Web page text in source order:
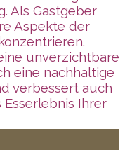
Als Gastgeber
Aspekte der
unverzichtbare
eine nachhaltige
verbessert auch
Ihrer